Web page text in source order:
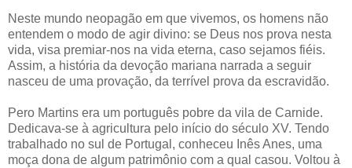
Neste mundo neopagão em que vivemos, os homens não
entendem o modo de agir divino: se Deus nos prova nesta
vida, visa premiar-nos na vida eterna, caso sejamos fiéis.
Assim, a história da devoção mariana narrada a seguir
nasceu de uma provação, da terrível prova da escravidão.
Pero Martins era um português pobre da vila de Carnide.
Dedicava-se à agricultura pelo início do século XV. Tendo
trabalhado no sul de Portugal, conheceu Inês Anes, uma
moça dona de algum patrimônio com a qual casou. Voltou à